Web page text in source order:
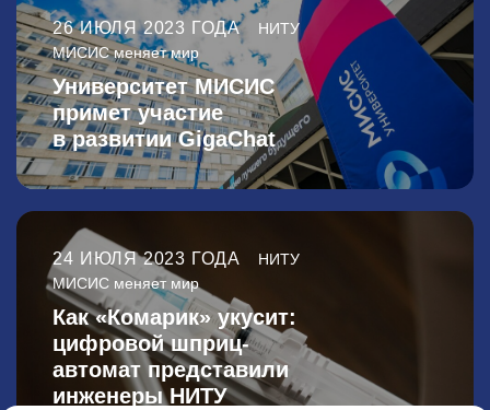
26 ИЮЛЯ 2023 ГОДА
НИТУ
МИСИС меняет мир
Университет МИСИС
примет участие
в развитии GigaChat
24 ИЮЛЯ 2023 ГОДА
НИТУ
МИСИС меняет мир
Как «Комарик» укусит:
цифровой шприц-
автомат представили
инженеры НИТУ